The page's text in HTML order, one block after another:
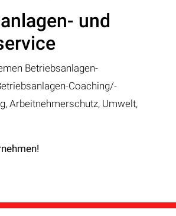
und
Betriebsanlagen-
Coaching/-
Arbeitnehmerschutz, Umwelt,